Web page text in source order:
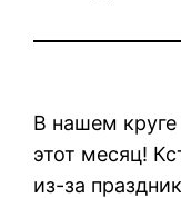
В нашем
этот месяц!
из-за